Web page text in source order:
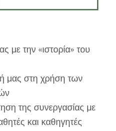
με την «ιστορία» του
μας στη χρήση των
της συνεργασίας με
και καθηγητές